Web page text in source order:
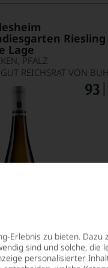
Erlebnis zu bieten. Dazu
sind und solche, die
personalisierter
Riesling
Lage
PFALZ
REICHSRAT VON